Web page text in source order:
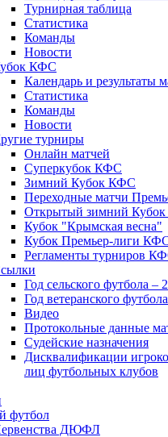
Турнирная таблица
Статистика
Команды
Новости
КФС
Календарь и результаты
Статистика
Команды
Новости
турниры
Онлайн матчей
Суперкубок КФС
Зимний Кубок КФС
Переходные матчи
Открытый зимний
Кубок "Крымская весна"
Кубок Премьер-лиги
Регламенты турниров
Год сельского футбола –
Год ветеранского
Видео
Протокольные данные
Судейские назначения
Дисквалификации
лиц футбольных клубов
футбол
ДЮФЛ